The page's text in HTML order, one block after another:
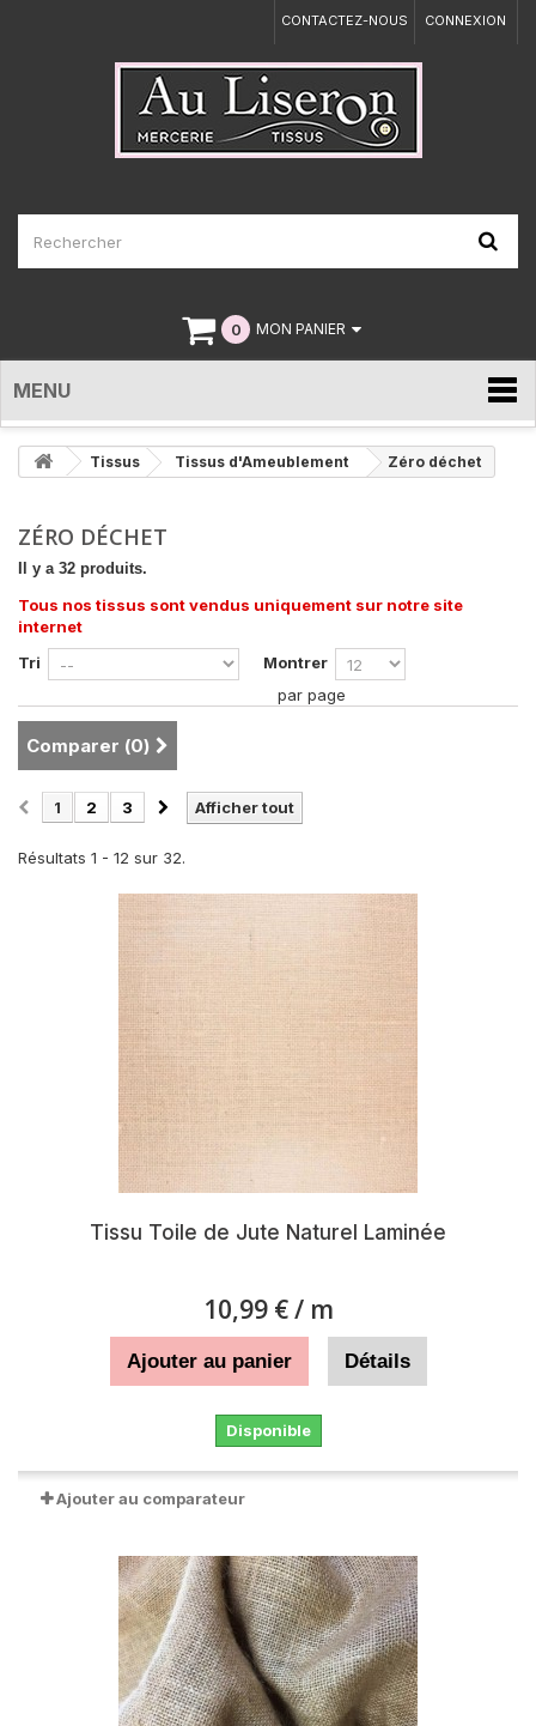
CONNEXION
CONTACTEZ-NOUS
0 MON PANIER
MENU
Tissus Tissus d'Ameublement Zéro déchet
ZÉRO DÉCHET
Il y a 32 produits.
Tous nos tissus sont vendus uniquement sur notre site
internet
Tri
Montrer
par page
Comparer (0)
Afficher tout
1 2 3
Résultats 1 - 12 sur 32.
Tissu Toile de Jute Naturel Laminée
10,99 €/ m
Ajouter au panier Détails
Disponible
Ajouter au comparateur